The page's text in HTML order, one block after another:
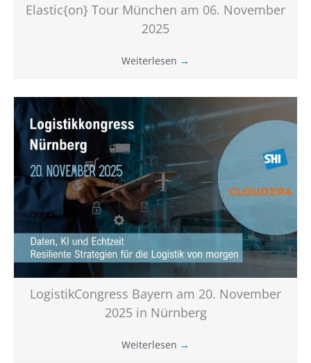
Elastic{on} Tour München am 06. November
2025
Weiterlesen →
LogistikCongress Bayern am 20. November
2025 in Nürnberg
Weiterlesen →